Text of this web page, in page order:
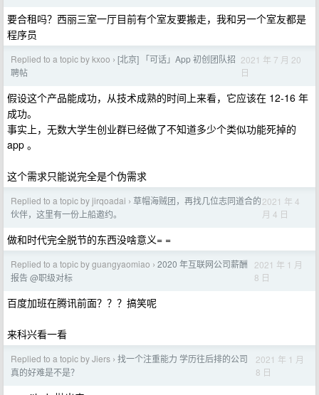
要合租吗？西丽三室一厅目前有个室友要搬走，我和另一个室友都是
程序员
Replied to a topic by kxoo › [北京] 「可话」App 初创团队招
聘帖
2021 年 7 月 20
日
假设这个产品能成功，从技术成熟的时间上来看，它应该在 12-16 年
成功。
事实上，无数大学生创业群已经做了不知道多少个类似功能死掉的
app 。
这个需求只能说完全是个伪需求
Replied to a topic by jirqoadai › 草帽海贼团，再找几位志同道合的
伙伴，这里有一份上船邀约。
2021 年 4
月 4 日
做和时代完全脱节的东西没啥意义= =
Replied to a topic by guangyaomiao › 2020 年互联网公司薪酬
报告 @职级对标
2021 年 1 月
8 日
百度加班在腾讯前面？？？搞笑呢
来科兴看一看
Replied to a topic by Jiers › 找一个注重能力 学历往后排的公司
真的好难是不是？
2021 年 1 月
8 日